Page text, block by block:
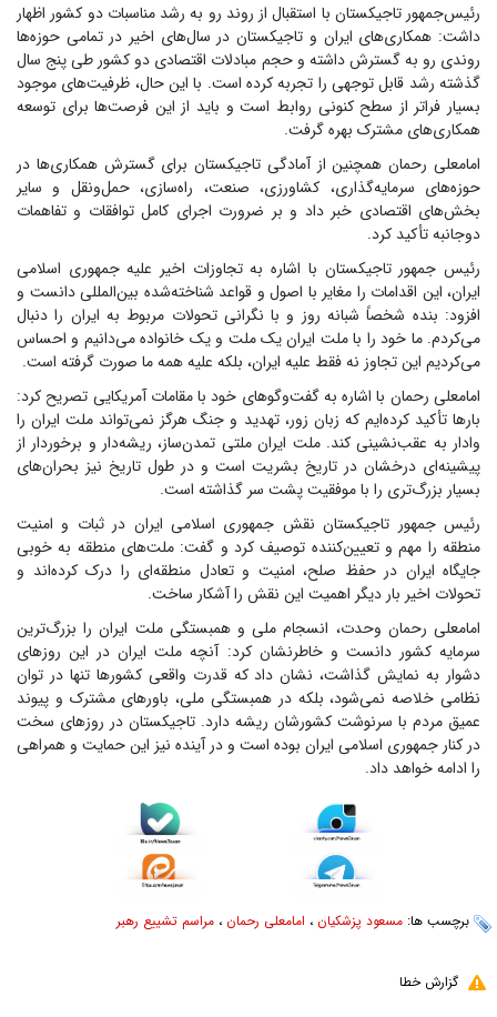
رئیس‌جمهور تاجیکستان با استقبال از روند رو به رشد مناسبات دو کشور اظهار
داشت: همکاری‌های ایران و تاجیکستان در سال‌های اخیر در تمامی حوزه‌ها
روندی رو به گسترش داشته و حجم مبادلات اقتصادی دو کشور طی پنج سال
گذشته رشد قابل توجهی را تجربه کرده است. با این حال، ظرفیت‌های موجود
بسیار فراتر از سطح کنونی روابط است و باید از این فرصت‌ها برای توسعه
همکاری‌های مشترک بهره گرفت.
امامعلی رحمان همچنین از آمادگی تاجیکستان برای گسترش همکاری‌ها در
حوزه‌های سرمایه‌گذاری، کشاورزی، صنعت، راه‌سازی، حمل‌ونقل و سایر
بخش‌های اقتصادی خبر داد و بر ضرورت اجرای کامل توافقات و تفاهمات
دوجانبه تأکید کرد.
رئیس جمهور تاجیکستان با اشاره به تجاوزات اخیر علیه جمهوری اسلامی
ایران، این اقدامات را مغایر با اصول و قواعد شناخته‌شده بین‌المللی دانست و
افزود: بنده شخصاً شبانه روز و با نگرانی تحولات مربوط به ایران را دنبال
می‌کردم. ما خود را با ملت ایران یک ملت و یک خانواده می‌دانیم و احساس
می‌کردیم این تجاوز نه فقط علیه ایران، بلکه علیه همه ما صورت گرفته است.
امامعلی رحمان با اشاره به گفت‌و‌گو‌های خود با مقامات آمریکایی تصریح کرد:
بار‌ها تأکید کرده‌ایم که زبان زور، تهدید و جنگ هرگز نمی‌تواند ملت ایران را
وادار به عقب‌نشینی کند. ملت ایران ملتی تمدن‌ساز، ریشه‌دار و برخوردار از
پیشینه‌ای درخشان در تاریخ بشریت است و در طول تاریخ نیز بحران‌های
بسیار بزرگ‌تری را با موفقیت پشت سر گذاشته است.
رئیس جمهور تاجیکستان نقش جمهوری اسلامی ایران در ثبات و امنیت
منطقه را مهم و تعیین‌کننده توصیف کرد و گفت: ملت‌های منطقه به خوبی
جایگاه ایران در حفظ صلح، امنیت و تعادل منطقه‌ای را درک کرده‌اند و
تحولات اخیر بار دیگر اهمیت این نقش را آشکار ساخت.
امامعلی رحمان وحدت، انسجام ملی و همبستگی ملت ایران را بزرگ‌ترین
سرمایه کشور دانست و خاطرنشان کرد: آنچه ملت ایران در این روز‌های
دشوار به نمایش گذاشت، نشان داد که قدرت واقعی کشور‌ها تنها در توان
نظامی خلاصه نمی‌شود، بلکه در همبستگی ملی، باور‌های مشترک و پیوند
عمیق مردم با سرنوشت کشورشان ریشه دارد. تاجیکستان در روز‌های سخت
در کنار جمهوری اسلامی ایران بوده است و در آینده نیز این حمایت و همراهی
را ادامه خواهد داد.
برچسب ها: مسعود پزشکیان ، امامعلی رحمان ، مراسم تشییع رهبر
گزارش خطا